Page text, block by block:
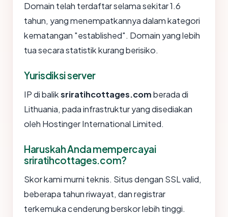
Domain telah terdaftar selama sekitar 1.6
tahun, yang menempatkannya dalam kategori
kematangan "established". Domain yang lebih
tua secara statistik kurang berisiko.
Yurisdiksi server
IP di baliksriratihcottages.comberada di
Lithuania, pada infrastruktur yang disediakan
oleh Hostinger International Limited.
Haruskah Anda mempercayai
sriratihcottages.com?
Skor kami murni teknis. Situs dengan SSL valid,
beberapa tahun riwayat, dan registrar
terkemuka cenderung berskor lebih tinggi.